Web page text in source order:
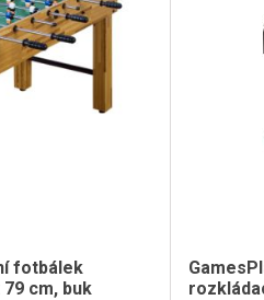
fotbálek
79 cm, buk